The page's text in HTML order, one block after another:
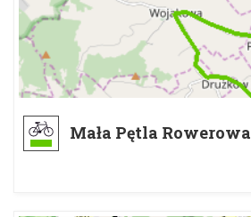
Mała Pętla Rowerowa